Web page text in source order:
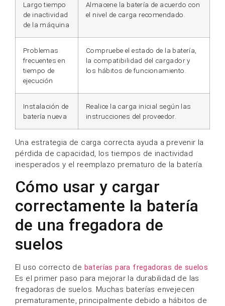
Largo tiempo
de inactividad
de la máquina
Almacene la batería de acuerdo con
el nivel de carga recomendado.
Problemas
frecuentes en
tiempo de
ejecución
Compruebe el estado de la batería,
la compatibilidad del cargador y
los hábitos de funcionamiento.
Instalación de
batería nueva
Realice la carga inicial según las
instrucciones del proveedor.
Una estrategia de carga correcta ayuda a prevenir la
pérdida de capacidad, los tiempos de inactividad
inesperados y el reemplazo prematuro de la batería.
Cómo usar y cargar
correctamente la batería
de una fregadora de
suelos
El uso correcto de baterías para fregadoras de suelos
Es el primer paso para mejorar la durabilidad de las
fregadoras de suelos. Muchas baterías envejecen
prematuramente, principalmente debido a hábitos de